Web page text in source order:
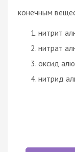
конечным
нитрит
нитрат
оксид
нитрид